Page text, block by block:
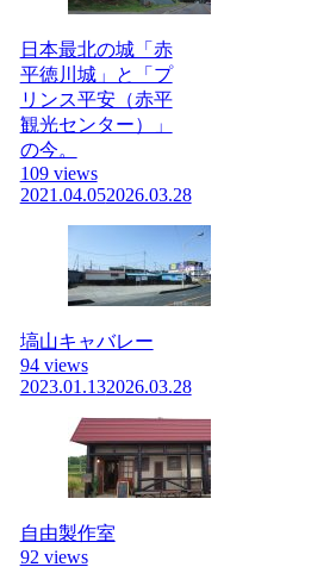
日本最北の城「赤
平徳川城」と「プ
リンス平安（赤平
観光センター）」
の今。
109 views
2021.04.052026.03.28
塙山キャバレー
94 views
2023.01.132026.03.28
自由製作室
92 views